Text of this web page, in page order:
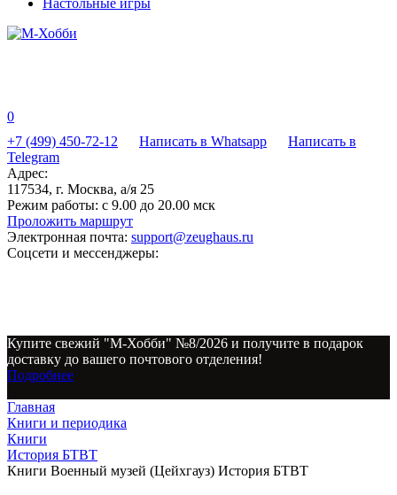
Настольные игры
0
+7 (499) 450-72-12
Написать в Whatsapp
Написать в
Telegram
Адрес:
117534, г. Москва, а/я 25
Режим работы: с 9.00 до 20.00 мск
Проложить маршрут
Электронная почта: support@zeughaus.ru
Соцсети и мессенджеры:
Купите свежий "М-Хобби" №8/2026 и получите в подарок
доставку до вашего почтового отделения!
Подробнее
Главная
Книги и периодика
Книги
История БТВТ
Книги Военный музей (Цейхгауз) История БТВТ